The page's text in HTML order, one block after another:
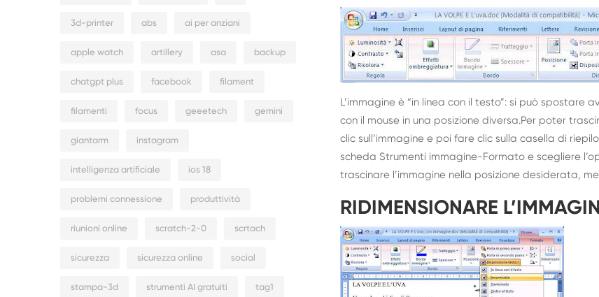
L’immagine è “in linea con il testo”: si può
con il mouse in una posizione diversa.Per poter
clic sull’immagine e poi fare clic sulla casella di
scheda Strumenti immagine-Formato e scegliere
trascinare l’immagine nella posizione desiderata,
RIDIMENSIONARE
3d-printer abs ai per anziani
apple watch artillery asa backup
chatgpt plus facebook filament
filamenti focus geeetech gemini
giantarm instagram
intelligenza artificiale ios 18
problemi connessione produttività
riunioni online scratch-2-0 scrtach
sicurezza sicurezza online social
stampa-3d strumenti AI gratuiti tag1